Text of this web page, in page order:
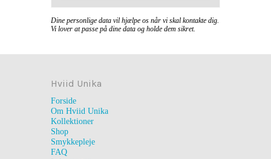
Dine personlige data vil hjælpe os når vi skal kontakte dig.
Vi lover at passe på dine data og holde dem sikret.
Hviid Unika
Forside
Om Hviid Unika
Kollektioner
Shop
Smykkepleje
FAQ